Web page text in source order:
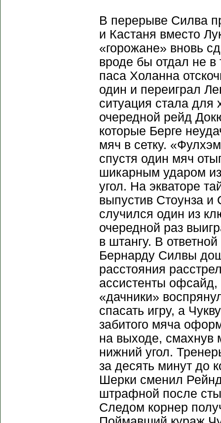
В перерыве Силва
и Кастаня вместо
«горожане» вновь
вроде бы отдал не в
паса Холанна
один и переиграл
ситуация стала для
очередной рейд
которые Берге
мяч в сетку.
спустя один мяч
шикарным ударом
угол. На экваторе
выпустив Стоунза и
случился один из
очередной раз
в штангу. В
Бернарду Силвы
расстояния
ассистенты
«дачники»
спасать игру, а
забитого мяча
на выходе, смахнув
нижний угол.
за десять минут до
Шерки сменил
штрафной после
Следом корнер